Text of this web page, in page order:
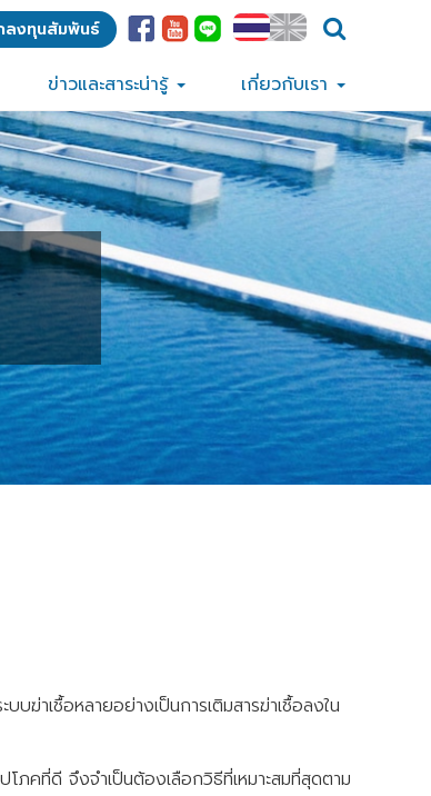
ลงทุนสัมพันธ์
ข่าวและสาระน่ารู้ เกี่ยวกับเรา
าเชื้อหลายอย่างเป็นการเติมสารฆ่าเชื้อลงใน
ภคที่ดี จึงจำเป็นต้องเลือกวิธีที่เหมาะสมที่สุดตาม